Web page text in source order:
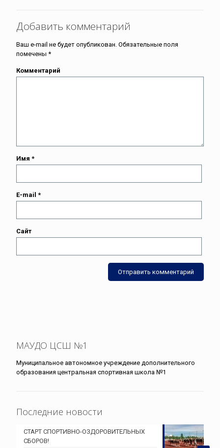
Добавить комментарий
Ваш e-mail не будет опубликован. Обязательные поля
помечены *
Комментарий
Имя *
E-mail *
Сайт
МАУДО ЦСШ №1
Муниципальное автономное учреждение дополнительного
образования центральная спортивная школа №1
Последние новости
СТАРТ СПОРТИВНО-ОЗДОРОВИТЕЛЬНЫХ
СБОРОВ!